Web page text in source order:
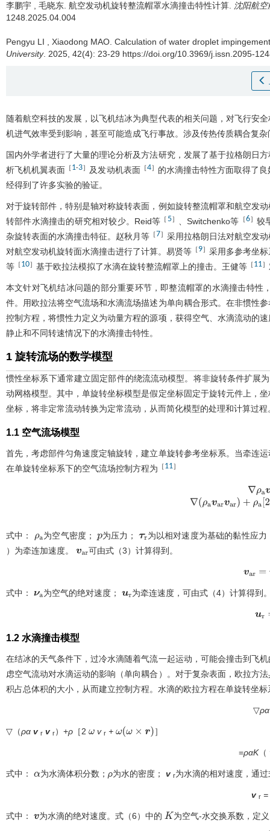
李鹏宇 毛晓东 航空发动机旋转整流帽罩水滴撞击特性计算.
沈阳航
1248.2025.04.004
Pengyu LI Xiaodong MAO Calculation of water droplet
University. 2025, 42(4): 23-29 https://doi.org/10.3969/j.issn.2095-
随着航空科技的发展，以飞机结冰为典型代表的相关问题，对飞行安
机进气效率受到影响，甚至可能造成飞行事故。涉及传热传质耦合复
国内外学者进行了大量的理论分析及方法研究，发展了基于拉格朗日
析飞机机翼表面 ［1-3］ 及发动机表面［4］ 的水滴撞击特性方面取得了
经得到了许多实验的验证。
对于旋转部件，特别是轴对称旋转表面，例如旋转整流帽罩和航空发
转部件水滴撞击的研究相对较少。Reid等 ［ 5］ 、Switchenko等 ［6］较
杂旋转表面的水滴撞击特征。赵秋月等 ［7］ 采用拉格朗日法对航空发
对航空发动机旋转面水滴撞击进行了计算。易贤等 ［9］ 采用多参考坐
等 ［10］ 基于欧拉法模拟了水滴在旋转整流帽罩上的撞击。王健等 ［11］
本文针对飞机结冰问题的部分重要环节，即整流帽罩的水滴撞击特
件。用欧拉法将空气流场和水滴流场描述为单向耦合形式。在非惯性
控制方程，将惯性力定义为动量方程的源项，获得空气、水滴流动的
静止和不同转速情况下的水滴撞击特性。
1 旋转流场的数学模型
惯性坐标系下通常建立固定部件的绕流流动模型。将非旋转条件扩展
动网格模型。其中，单旋转坐标模型是假定坐标固定于旋转元件上，
坐标，将非定常流动转换为定常流动，从而简化模型的处理和计算过程
1.1 空气流场模型
首先，考虑部件匀角速度定轴旋转，建立单旋转参考坐标系。当牵连
在单旋转坐标系下的空气流场控制方程为 ［11］
∇ρav
式中：
ρa为空气密度； p为压力； τr 为以相对速度为基础的黏性应力
）为牵连加速度。
var可由式（3） 计算得到。
var=va
式中：
νa为空气的绝对速度； ur 为牵连速度，可由式（4）计算得到
ur=
1.2 水滴撞击模型
在结冰的天气条件下，过冷水滴随着气流一起运动，可能会撞击到飞
虑空气流动对水滴运动的影响（单向耦合）。对于复杂表面，欧拉方
积占总体积的大小，从而建立控制方程。水滴的欧拉方程在单旋转坐标
▽ρα
▽（ρα v r v r）+ρ ［2 ω v r + ω(ω×r) ］
=ραK（
式中： α为水滴体积分数； ρ为水的密度； v r为水滴的相对速度，通过
v r =
式中： v为水滴的绝对速度。式（6）中的 K 为空气-水交换系数，定